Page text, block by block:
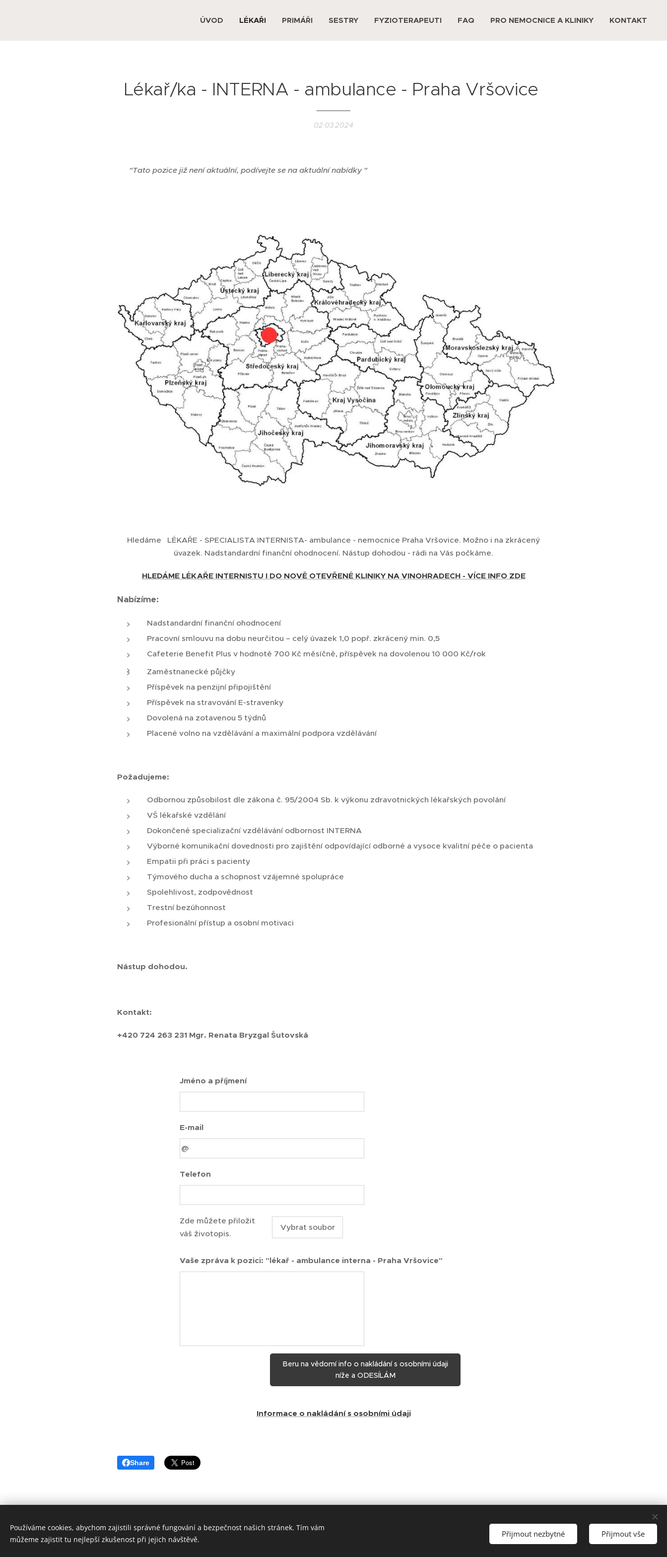
ÚVOD LÉKAŘI PRIMÁŘI SESTRY FYZIOTERAPEUTI FAQ PRO NEMOCNICE A KLINIKY KONTAKT
Lékař/ka - INTERNA - ambulance - Praha Vršovice
02.03.2024
"Tato pozice již není aktuální, podívejte se na aktuální nabídky "
Hledáme LÉKAŘE - SPECIALISTA INTERNISTA- ambulance - nemocnice Praha Vršovice. Možno i na zkrácený
úvazek. Nadstandardní finanční ohodnocení. Nástup dohodou - rádi na Vás počkáme.
HLEDÁME LÉKAŘE INTERNISTU I DO NOVĚ OTEVŘENÉ KLINIKY NA VINOHRADECH - VÍCE INFO ZDE
Nabízíme:
Nadstandardní finanční ohodnocení
Pracovní smlouvu na dobu neurčitou – celý úvazek 1,0 popř. zkrácený min. 0,5
Cafeterie Benefit Plus v hodnotě 700 Kč měsíčně, příspěvek na dovolenou 10 000 Kč/rok
Zaměstnanecké půjčky
Příspěvek na penzijní připojištění
Příspěvek na stravování E-stravenky
Dovolená na zotavenou 5 týdnů
Placené volno na vzdělávání a maximální podpora vzdělávání
Požadujeme:
Odbornou způsobilost dle zákona č. 95/2004 Sb. k výkonu zdravotnických lékařských povolání
VŠ lékařské vzdělání
Dokončené specializační vzdělávání odbornost INTERNA
Výborné komunikační dovednosti pro zajištění odpovídající odborné a vysoce kvalitní péče o pacienta
Empatii při práci s pacienty
Týmového ducha a schopnost vzájemné spolupráce
Spolehlivost, zodpovědnost
Trestní bezúhonnost
Profesionální přístup a osobní motivaci
Nástup dohodou.
Kontakt:
+420 724 263 231 Mgr. Renata Bryzgal Šutovská
Jméno a příjmení
E-mail
Telefon
Zde můžete přiložit
váš životopis.
Vybrat soubor
Vaše zpráva k pozici: "lékař - ambulance interna - Praha Vršovice"
Beru na vědomí info o nakládání s osobními údaji
níže a ODESÍLÁM
Informace o nakládání s osobními údaji
Share
Používáme cookies, abychom zajistili správné fungování a bezpečnost našich stránek. Tím vám
můžeme zajistit tu nejlepší zkušenost při jejich návštěvě.
Přijmout nezbytné Přijmout vše